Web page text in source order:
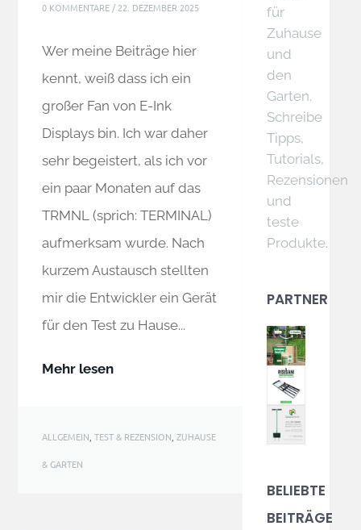
0 KOMMENTARE/22. DEZEMBER 2025
Wer meine Beiträge hier
kennt, weiß dass ich ein
großer Fan von E-Ink
Displays bin. Ich war daher
sehr begeistert, als ich vor
ein paar Monaten auf das
TRMNL (sprich: TERMINAL)
aufmerksam wurde. Nach
kurzem Austausch stellten
mir die Entwickler ein Gerät
für den Test zu Hause...
Mehr lesen
ALLGEMEIN,TEST & REZENSION,ZUHAUSE
& GARTEN
für
Zuhause
und
den
Garten.
Schreibe
Tipps,
Tutorials,
Rezensionen
und
teste
Produkte.
PARTNER
BELIEBTE
BEITRÄGE